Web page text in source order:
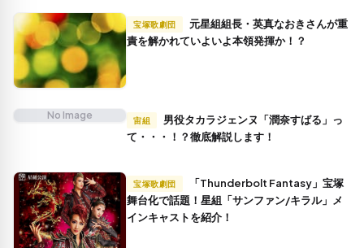
宝塚歌劇団
責を解かれていよいよ本領発揮か！？
No Image 宙組
て・・・！？徹底解説します！
宝塚歌劇団
舞台化で話題！星組「サンファン/キラル」メ
インキャストを紹介！